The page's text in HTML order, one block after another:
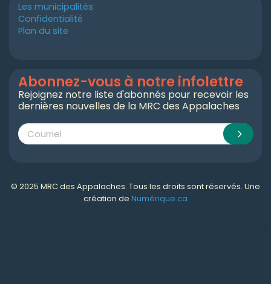
Les municipalités
Confidentialité
Plan du site
Abonnez-vous à notre infolettre
Rejoignez notre liste d'abonnés pour recevoir les
dernières nouvelles de la MRC des Appalaches
© 2025 MRC des Appalaches. Tous les droits sont réservés. Une
création de Numérique.ca